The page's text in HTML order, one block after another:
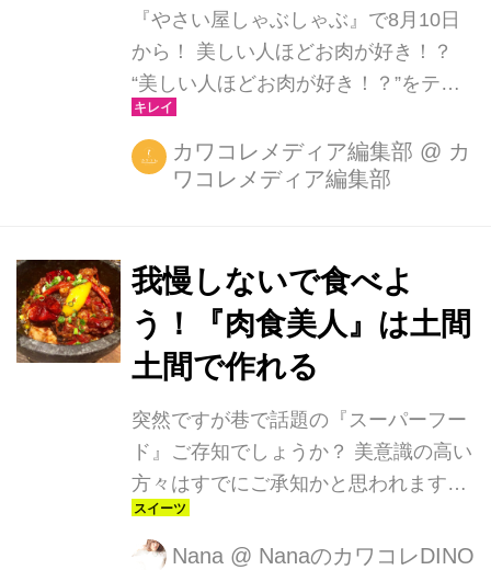
もこだわりが ＜蜜花の香り＞ アップ
ル、グレープフルーツ等のさわやかな
トップノートに、ローズ、...
『やさい屋しゃぶしゃぶ』で8月10日
から！ 美しい人ほどお肉が好き！？
“美しい人ほどお肉が好き！？”をテー
マに、『やさい屋しゃぶしゃぶ』で8
月10日から夏一押しのおすすめ「BBQ
コース セット」が提供開始！ 「2015
作るBBQ」で夏のキレイを。この夏は
女性のためのBBQをテーマにメニュー
を開発。女性でもカロリーや脂肪を気
にせず、美味しくお肉をおなかいっぱ
に美肌になる要素をたっぷり含んだも
のがこの「美肌を作るBBQ」です。こ
の夏限定のイチオシBBQコースを是
カワコレメディア編集部 @ カ
ワコレメディア編集部
我慢しないで食べよ
う！『肉食美人』は土間
土間で作れる
突然ですが巷で話題の『スーパーフー
ド』ご存知でしょうか？ 美意識の高い
方々はすでにご承知かと思われます。
スーパーフードとは.. 栄養バランスに
優れていて、 一般的な食品より栄養価
Nana @ NanaのカワコレDINO